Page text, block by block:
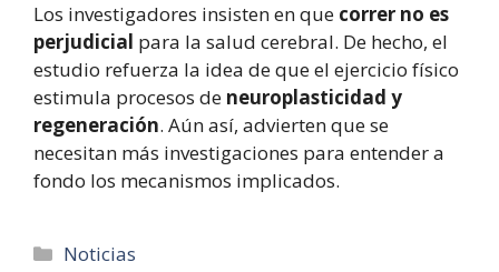
Los investigadores insisten en que correr no es
perjudicial para la salud cerebral. De hecho, el
estudio refuerza la idea de que el ejercicio físico
estimula procesos de neuroplasticidad y
regeneración. Aún así, advierten que se
necesitan más investigaciones para entender a
fondo los mecanismos implicados.
Categorías
Noticias